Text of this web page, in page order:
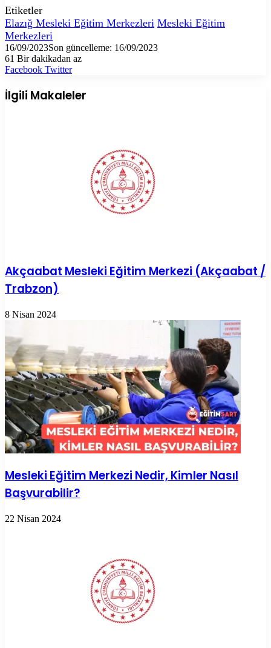
Etiketler
Elazığ Mesleki Eğitim Merkezleri Mesleki Eğitim
Merkezleri
16/09/2023Son güncelleme: 16/09/2023
61 Bir dakikadan az
Facebook TwitterLinkedIn
Tumblr
Pinterest
Reddit
VKontakte
E-
ile
paylaş
Yazdır
İlgili Makaleler
Akçaabat Mesleki Eğitim Merkezi (Akçaabat /
Trabzon)
8 Nisan 2024
Mesleki Eğitim Merkezi Nedir, Kimler Nasıl
Başvurabilir?
22 Nisan 2024